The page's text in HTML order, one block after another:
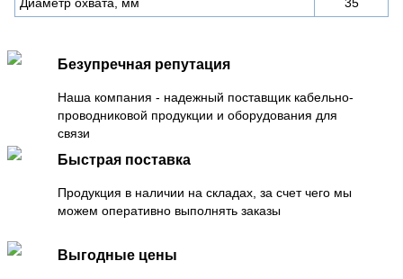
Безупречная репутация
Наша компания - надежный поставщик кабельно-
проводниковой продукции и оборудования для
связи
Быстрая поставка
Продукция в наличии на складах, за счет чего мы
можем оперативно выполнять заказы
Выгодные цены